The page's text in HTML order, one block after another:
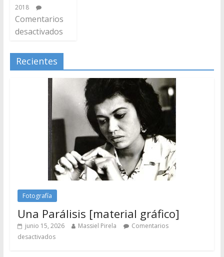
2018
Comentarios
desactivados
Recientes
Fotografía
Una Parálisis [material gráfico]
junio 15, 2026 Massiel Pirela
Comentarios
desactivados